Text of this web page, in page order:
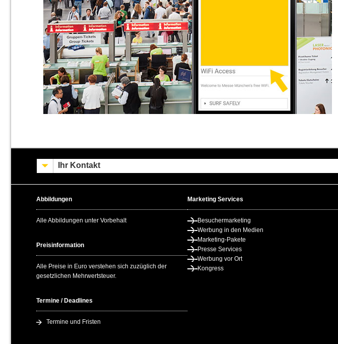
Ihr Kontakt
Abbildungen
Alle Abbildungen unter Vorbehalt
Preisinformation
Alle Preise in Euro verstehen sich zuzüglich der
gesetzlichen Mehrwertsteuer.
Termine / Deadlines
Termine und Fristen
Marketing Services
Besuchermarketing
Werbung in den Medien
Marketing-Pakete
Presse Services
Werbung vor Ort
Kongress